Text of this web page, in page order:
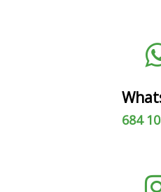
684